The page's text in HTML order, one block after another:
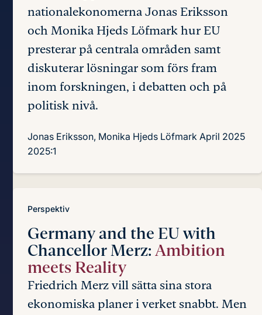
nationalekonomerna Jonas Eriksson
och Monika Hjeds Löfmark hur EU
presterar på centrala områden samt
diskuterar lösningar som förs fram
inom forskningen, i debatten och på
politisk nivå.
Jonas Eriksson, Monika Hjeds Löfmark April 2025
2025:1
Perspektiv
Germany and the EU with
Chancellor Merz: Ambition
meets Reality
Friedrich Merz vill sätta sina stora
ekonomiska planer i verket snabbt. Men